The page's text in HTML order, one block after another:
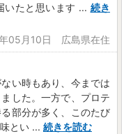
いたと思います ... 続き
05月10日 広島県在住
い時もあり、今までは
した。一方で、プロテ
部分が多く、このたび
とい ... 続きを読む